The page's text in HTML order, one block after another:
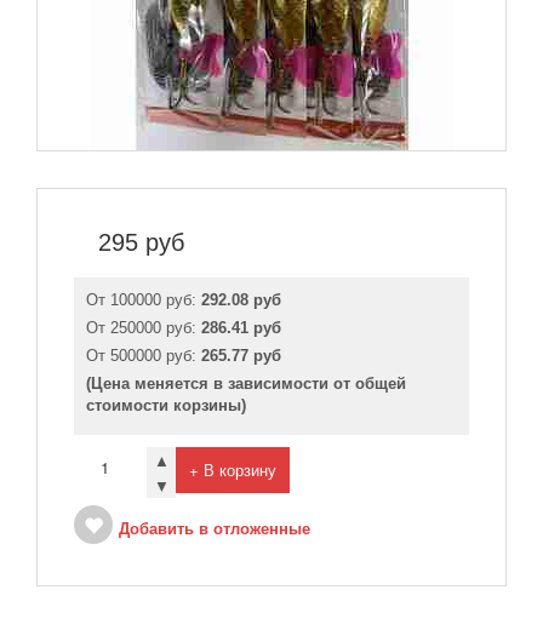
295 руб
От 100000 руб: 292.08 руб
От 250000 руб: 286.41 руб
От 500000 руб: 265.77 руб
(Цена меняется в зависимости от общей
стоимости корзины)
▲
▼
+ В корзину
Добавить в отложенные